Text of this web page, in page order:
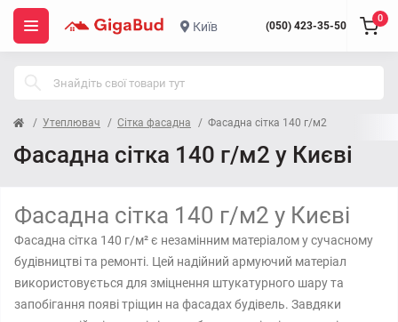
Київ (050) 423-35-50
0
Утеплювач Сітка фасадна Фасадна сітка 140 г/м2
Фасадна сітка 140 г/м2 у Києві
Фасадна сітка 140 г/м2 у Києві
Фасадна сітка 140 г/м² є незамінним матеріалом у сучасному
будівництві та ремонті. Цей надійний армуючий матеріал
використовується для зміцнення штукатурного шару та
запобігання появі тріщин на фасадах будівель. Завдяки